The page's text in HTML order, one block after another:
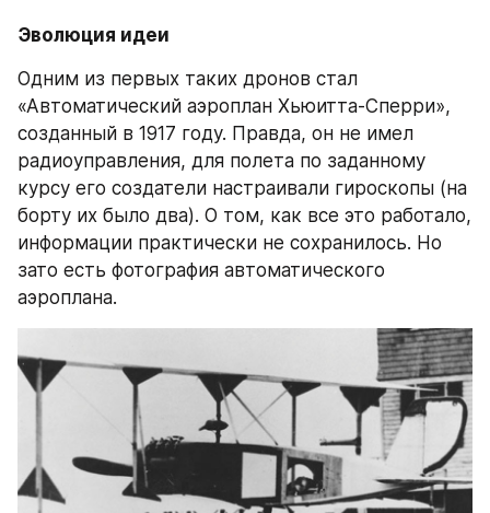
Эволюция идеи
Одним из первых таких дронов стал
«Автоматический аэроплан Хьюитта-Сперри»,
созданный в 1917 году. Правда, он не имел
радиоуправления, для полета по заданному
курсу его создатели настраивали гироскопы (на
борту их было два). О том, как все это работало,
информации практически не сохранилось. Но
зато есть фотография автоматического
аэроплана.